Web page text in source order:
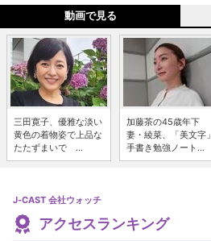
動画で見る
三田寛子、優雅な淡い
黄色の着物姿で上品な
たたずまいで ...
加藤茶の45歳年下
妻・綾菜、「美文字」
手書き勉強ノート...
J-CAST 会社ウォッチ
アクセスランキング